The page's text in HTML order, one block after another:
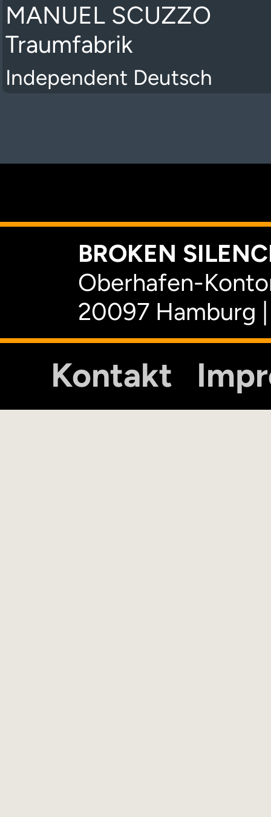
MANUEL SCUZZO
Traumfabrik
Independent Deutsch
BROKEN
Oberhafen-
20097 Hamburg
Kontakt